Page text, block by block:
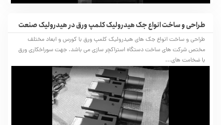
طراحی و ساخت انواع جک هیدرولیک کلمپ ورق در هیدرولیک صنعت
طراحی و ساخت انواع جک های هیدرولیک کلمپ ورق با کورس و ابعاد مختلف
مختص شرکت های ساخت دستگاه استراکچر سازی می باشد. جهت سوراخکاری ورق
با ضخامت های...